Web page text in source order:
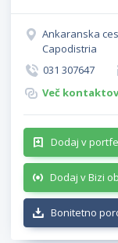
Ankaranska
Capodistria
031 307647
Več
Dodaj v
Dodaj v Bizi
Bonitetno